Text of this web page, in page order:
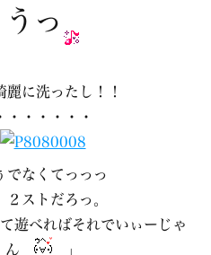
うっ
麗に洗ったし！！
・・・・・・
でなくてっっっ
２ストだろっ。
遊べればそれでいぃーじゃ
ん
」